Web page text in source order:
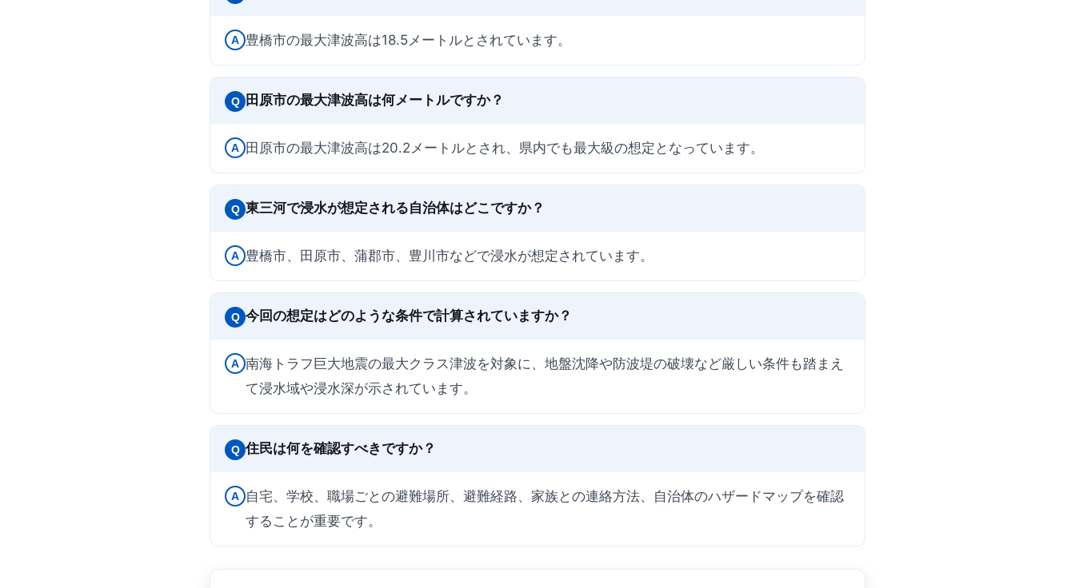
A 豊橋市の最大津波高は18.5メートルとされています。
Q 田原市の最大津波高は何メートルですか？
A 田原市の最大津波高は20.2メートルとされ、県内でも最大級の想定となっています。
Q 東三河で浸水が想定される自治体はどこですか？
A 豊橋市、田原市、蒲郡市、豊川市などで浸水が想定されています。
Q 今回の想定はどのような条件で計算されていますか？
A 南海トラフ巨大地震の最大クラス津波を対象に、地盤沈降や防波堤の破壊など厳しい条件も踏まえ
て浸水域や浸水深が示されています。
Q 住民は何を確認すべきですか？
A
自宅、学校、職場ごとの避難場所、避難経路、家族との連絡方法、自治体のハザードマップを確認
することが重要です。